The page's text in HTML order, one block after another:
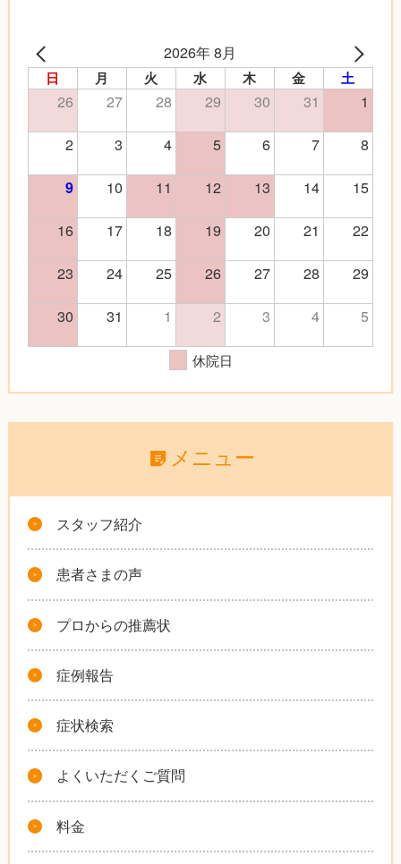
2026年 8月
日 月 火 水 木 金 土
26 27 28 29 30 31
1
2
3 4 5 6 7 8
9 10 11 12 13 14
15
16
17 18 19 20 21
22
23
24 25 26 27 28
29
30
31 1 2 3 4 5
休院日
メニュー
スタッフ紹介
患者さまの声
プロからの推薦状
症例報告
症状検索
よくいただくご質問
料金